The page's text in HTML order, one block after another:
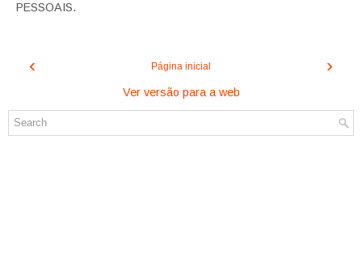
PESSOAIS.
‹ ›
Página inicial
Ver versão para a web